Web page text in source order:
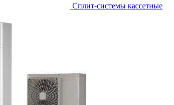
Сплит-системы кассетные